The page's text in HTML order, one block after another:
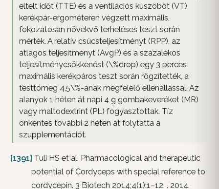
eltelt időt (TTE) és a ventilációs küszöböt (VT)
kerékpár-ergométeren végzett maximális,
fokozatosan növekvő terheléses teszt során
mérték. A relatív csúcsteljesítményt (RPP), az
átlagos teljesítményt (AvgP) és a százalékos
teljesítménycsökkenést (\%drop) egy 3 perces
maximális kerékpáros teszt során rögzítették, a
testtömeg 4,5\%-ának megfelelő ellenállással. Az
alanyok 1 héten át napi 4 g gombakeveréket (MR)
vagy maltodextrint (PL) fogyasztottak. Tíz
önkéntes további 2 héten át folytatta a
szupplementációt.
[1391] Tuli HS et al. Pharmacological and therapeutic
potential of Cordyceps with special reference to
cordycepin. 3 Biotech 2014;4(1):1–12. . 2014.